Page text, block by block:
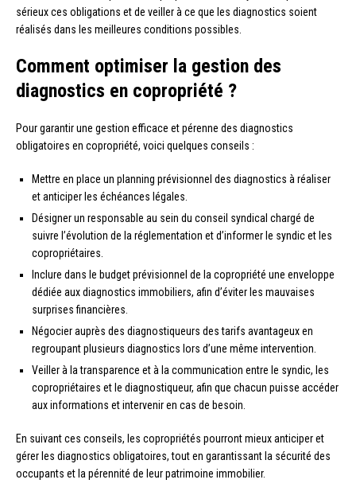
sérieux ces obligations et de veiller à ce que les diagnostics soient
réalisés dans les meilleures conditions possibles.
Comment optimiser la gestion des
diagnostics en copropriété ?
Pour garantir une gestion efficace et pérenne des diagnostics
obligatoires en copropriété, voici quelques conseils :
Mettre en place un planning prévisionnel des diagnostics à réaliser
et anticiper les échéances légales.
Désigner un responsable au sein du conseil syndical chargé de
suivre l’évolution de la réglementation et d’informer le syndic et les
copropriétaires.
Inclure dans le budget prévisionnel de la copropriété une enveloppe
dédiée aux diagnostics immobiliers, afin d’éviter les mauvaises
surprises financières.
Négocier auprès des diagnostiqueurs des tarifs avantageux en
regroupant plusieurs diagnostics lors d’une même intervention.
Veiller à la transparence et à la communication entre le syndic, les
copropriétaires et le diagnostiqueur, afin que chacun puisse accéder
aux informations et intervenir en cas de besoin.
En suivant ces conseils, les copropriétés pourront mieux anticiper et
gérer les diagnostics obligatoires, tout en garantissant la sécurité des
occupants et la pérennité de leur patrimoine immobilier.